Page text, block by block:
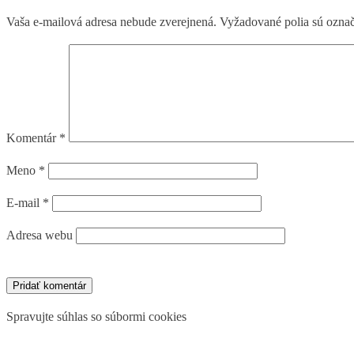
Vaša e-mailová adresa nebude zverejnená. Vyžadované polia sú
Komentár *
Meno *
E-mail *
Adresa webu
Spravujte súhlas so súbormi cookies